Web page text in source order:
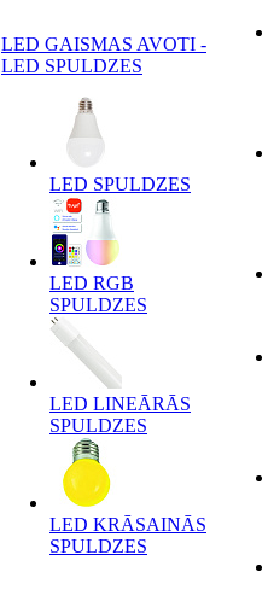
LED GAISMAS AVOTI -
LED SPULDZES
LED SPULDZES
LED RGB
SPULDZES
LED LINEĀRĀS
SPULDZES
LED KRĀSAINĀS
SPULDZES